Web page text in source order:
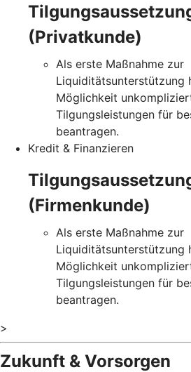
(Privatkunde)
Als erste Maßnahme zur
Liquiditätsunterstützung
Möglichkeit
Tilgungsleistungen für
beantragen.
Kredit & Finanzieren
(Firmenkunde)
Als erste Maßnahme zur
Liquiditätsunterstützung
Möglichkeit
Tilgungsleistungen für
beantragen.
>
Zukunft & Vorsorgen